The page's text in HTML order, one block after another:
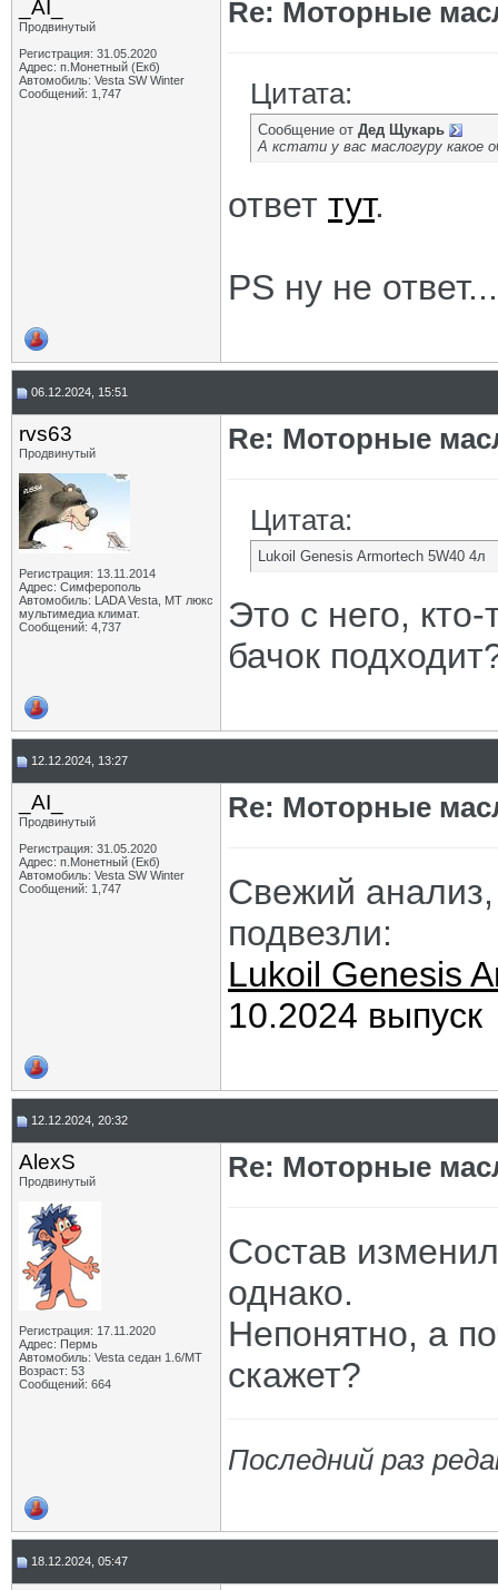
_AI_
Продвинутый
Регистрация: 31.05.2020
Адрес: п.Монетный (Екб)
Автомобиль: Vesta SW Winter
Сообщений: 1,747
Re: Моторные
Цитата:
Сообщение от Дед Щукарь
А кстати у вас маслогуру какое
ответ тут.
PS ну не
06.12.2024, 15:51
rvs63
Продвинутый
Регистрация: 13.11.2014
Адрес: Симферополь
Автомобиль: LADA Vesta, МТ люкс
мультимедиа климат.
Сообщений: 4,737
Re: Моторные
Цитата:
Lukoil Genesis Armortech 5W40 4л
Это с него,
бачок
12.12.2024, 13:27
_AI_
Продвинутый
Регистрация: 31.05.2020
Адрес: п.Монетный (Екб)
Автомобиль: Vesta SW Winter
Сообщений: 1,747
Re: Моторные
Свежий анализ,
подвезли:
Lukoil Genesis
10.2024 выпуск
12.12.2024, 20:32
AlexS
Продвинутый
Регистрация: 17.11.2020
Адрес: Пермь
Автомобиль: Vesta седан 1.6/МТ
Возраст: 53
Сообщений: 664
Re: Моторные
Состав
однако.
Непонятно, а
скажет?
Последний раз
18.12.2024, 05:47